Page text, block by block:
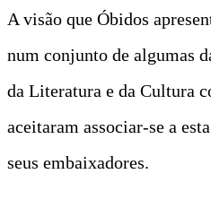
A visão que Óbidos
num conjunto de algumas
da Literatura e da Cultura
aceitaram associar-se a
seus embaixadores.